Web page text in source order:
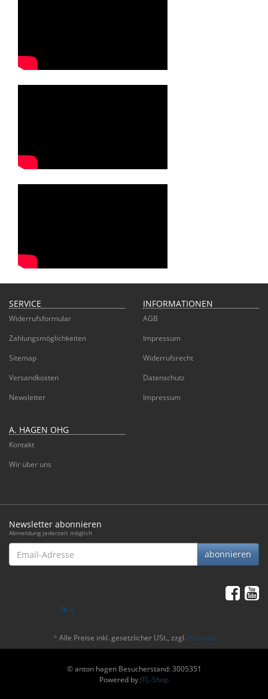
SERVICE
Widerrufsformular
Zahlungsmöglichkeiten
Sitemap
Versandkosten
Newsletter
INFORMATIONEN
AGB
Impressum
Widerrufsrecht
Datenschutz
Impressum
A. HAGEN OHG
Kontakt
Wir über uns
Newsletter abonnieren
Abmeldung jederzeit möglich
Email-
Adresse
abonnieren
* Alle Preise inkl. gesetzlicher USt., zzgl. Versand
© anton hagenBesucherstand: 3005351
Powered by JTL-Shop